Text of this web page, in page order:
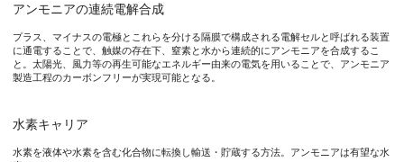
アンモニアの連続電解合成
プラス、マイナスの電極とこれらを分ける隔膜で構成される電解セルと呼ばれる装置
に通電することで、触媒の存在下、窒素と水から連続的にアンモニアを合成するこ
と。太陽光、風力等の再生可能なエネルギー由来の電気を用いることで、アンモニア
製造工程のカーボンフリーが実現可能となる。
水素キャリア
水素を液体や水素を含む化合物に転換し輸送・貯蔵する方法。アンモニアは有望な水